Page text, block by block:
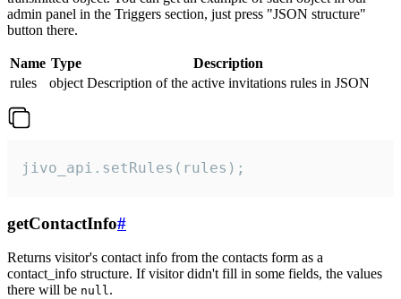
admin panel in the Triggers section, just press "JSON structure"
button there.
Name Type
Description
rules
object Description of the active invitations rules in JSON
jivo_api.setRules(rules);
getContactInfo#
Returns visitor's contact info from the contacts form as a
contact_info structure. If visitor didn't fill in some fields, the values
there will be null.